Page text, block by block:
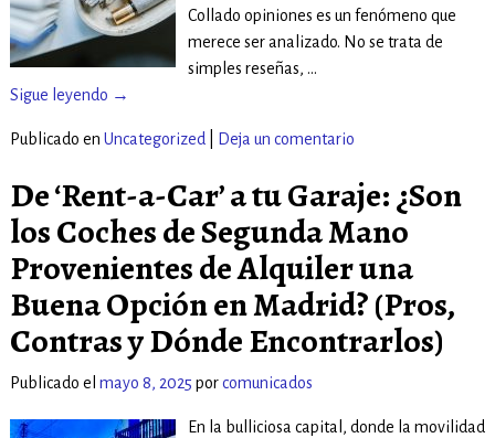
Collado opiniones es un fenómeno que
merece ser analizado. No se trata de
simples reseñas, …
Sigue leyendo →
Publicado en Uncategorized Deja un comentario
De ‘Rent-a-Car’ a tu Garaje: ¿Son
los Coches de Segunda Mano
Provenientes de Alquiler una
Buena Opción en Madrid? (Pros,
Contras y Dónde Encontrarlos)
Publicado el mayo 8, 2025 porcomunicados
En la bulliciosa capital, donde la movilidad